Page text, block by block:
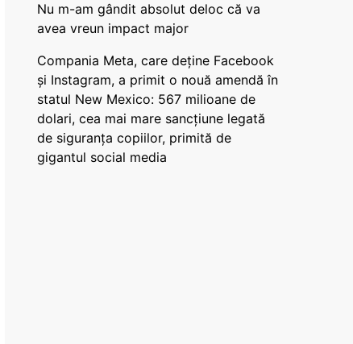
Nu m-am gândit absolut deloc că va
avea vreun impact major
Compania Meta, care deține Facebook
și Instagram, a primit o nouă amendă în
statul New Mexico: 567 milioane de
dolari, cea mai mare sancțiune legată
de siguranța copiilor, primită de
gigantul social media